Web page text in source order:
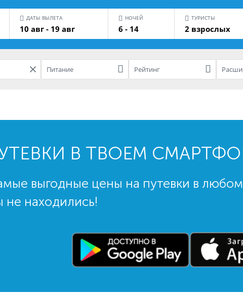
ДАТЫ ВЫЛЕТА
10 авг - 19 авг
НОЧЕЙ
6 - 14
ТУРИСТЫ
2 взрослых
Питание Рейтинг
В ТВОЕМ
выгодные цены на путевки в
не находились!